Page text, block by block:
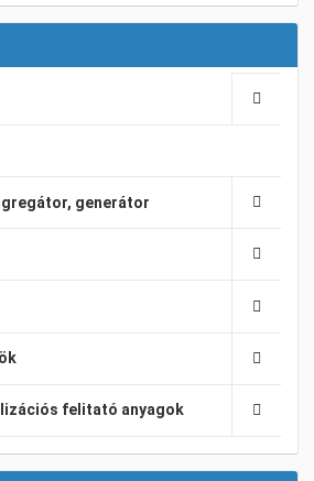
generátor
felitató anyagok